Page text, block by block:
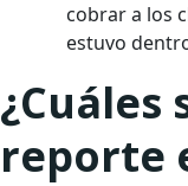
cobrar a los
estuvo
¿Cuáles
reporte